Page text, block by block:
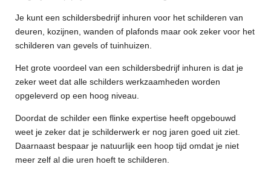
Je kunt een schildersbedrijf inhuren voor het schilderen van
deuren, kozijnen, wanden of plafonds maar ook zeker voor het
schilderen van gevels of tuinhuizen.
Het grote voordeel van een schildersbedrijf inhuren is dat je
zeker weet dat alle schilders werkzaamheden worden
opgeleverd op een hoog niveau.
Doordat de schilder een flinke expertise heeft opgebouwd
weet je zeker dat je schilderwerk er nog jaren goed uit ziet.
Daarnaast bespaar je natuurlijk een hoop tijd omdat je niet
meer zelf al die uren hoeft te schilderen.